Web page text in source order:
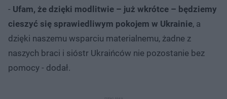
- Ufam, że dzięki modlitwie – już wkrótce – będziemy
cieszyć się sprawiedliwym pokojem w Ukrainie, a
dzięki naszemu wsparciu materialnemu, żadne z
naszych braci i sióstr Ukraińców nie pozostanie bez
pomocy - dodał.